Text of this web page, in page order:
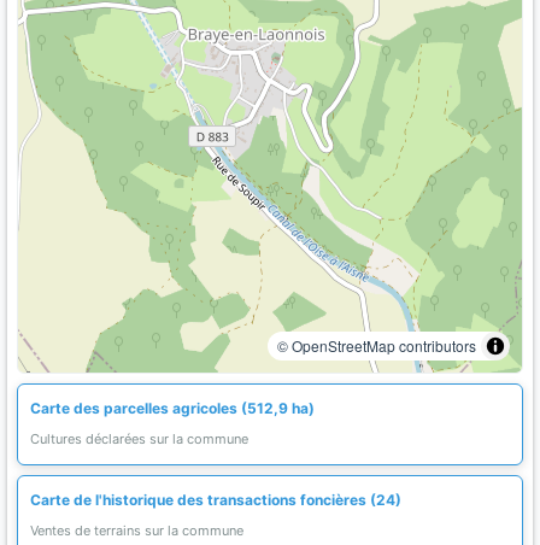
© OpenStreetMap contributors
Carte des parcelles agricoles (512,9 ha)
Cultures déclarées sur la commune
Carte de l'historique des transactions foncières (24)
Ventes de terrains sur la commune